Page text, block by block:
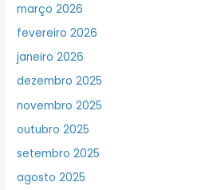
março 2026
fevereiro 2026
janeiro 2026
dezembro 2025
novembro 2025
outubro 2025
setembro 2025
agosto 2025